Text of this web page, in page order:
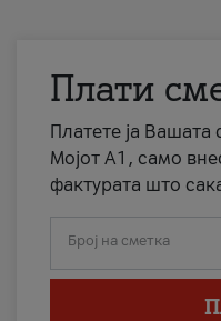
Плати
Платете ја Вашата
Мојот А1, само
фактурата што
Број на сметка